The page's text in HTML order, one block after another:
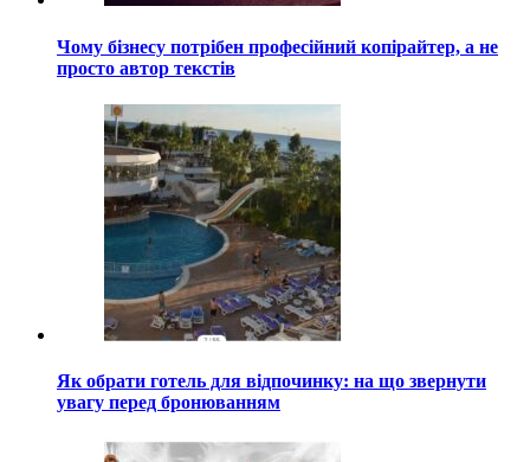
Чому бізнесу потрібен професійний копірайтер, а не
просто автор текстів
Як обрати готель для відпочинку: на що звернути
увагу перед бронюванням